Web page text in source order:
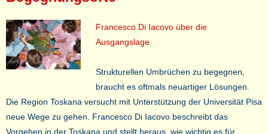
Francesco Di Iacovo über die
Ausgangslage
Strukturellen Umbrüchen zu begegnen,
braucht es oftmals neuartiger Lösungen.
Die Region Toskana versucht mit Unterstützung der Universität Pisa
neue Wege zu gehen. Francesco Di Iacovo beschreibt das
Vorgehen in der Toskana und stellt heraus, wie wichtig es für